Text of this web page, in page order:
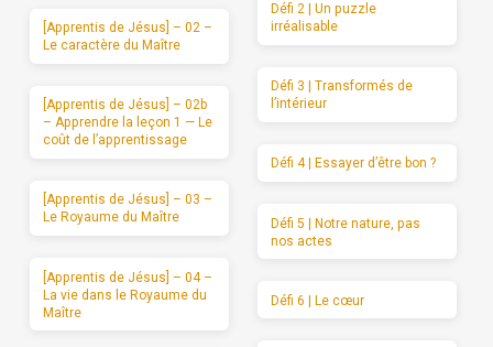
[Apprentis de Jésus] – 02 –
Le caractère du Maître
[Apprentis de Jésus] – 02b
– Apprendre la leçon 1 — Le
coût de l’apprentissage
[Apprentis de Jésus] – 03 –
Le Royaume du Maître
[Apprentis de Jésus] – 04 –
La vie dans le Royaume du
Maître
Défi 2 | Un puzzle
irréalisable
Défi 3 | Transformés de
l’intérieur
Défi 4 | Essayer d’être bon ?
Défi 5 | Notre nature, pas
nos actes
Défi 6 | Le cœur